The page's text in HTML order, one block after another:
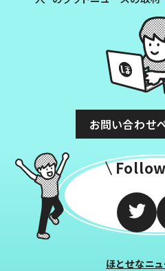
お問い合わせ
ほとせなニ